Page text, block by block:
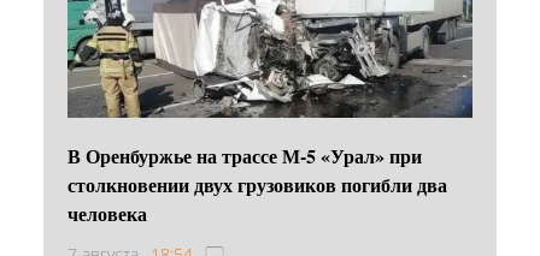
В Оренбуржье на трассе М-5 «Урал» при
столкновении двух грузовиков погибли два
человека